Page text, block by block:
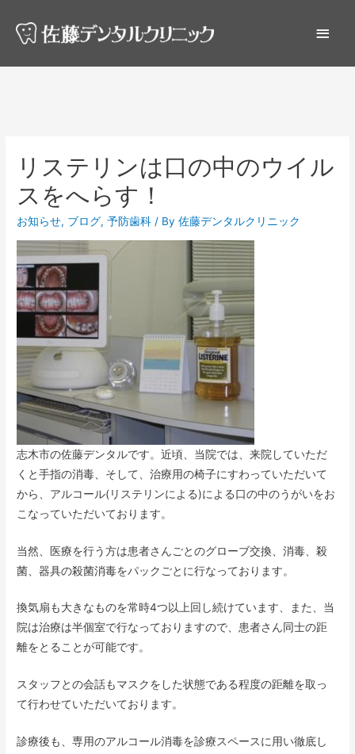
リステリンは口の中のウイル
スをへらす！
お知らせ, ブログ,予防歯科 / By佐藤デンタルクリニック
志木市の佐藤デンタルです。近頃、当院では、来院していただ
くと手指の消毒、そして、治療用の椅子にすわっていただいて
から、アルコール(リステリンによる)による口の中のうがいをお
こなっていただいております。
当然、医療を行う方は患者さんごとのグローブ交換、消毒、殺
菌、器具の殺菌消毒をパックごとに行なっております。
換気扇も大きなものを常時4つ以上回し続けています、また、当
院は治療は半個室で行なっておりますので、患者さん同士の距
離をとることが可能です。
スタッフとの会話もマスクをした状態である程度の距離を取っ
て行わせていただいております。
診療後も、専用のアルコール消毒を診療スペースに用い徹底し